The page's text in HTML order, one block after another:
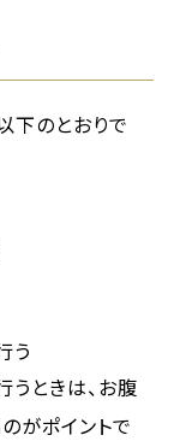
下のとおりで
う
ときは、お腹
がポイントで